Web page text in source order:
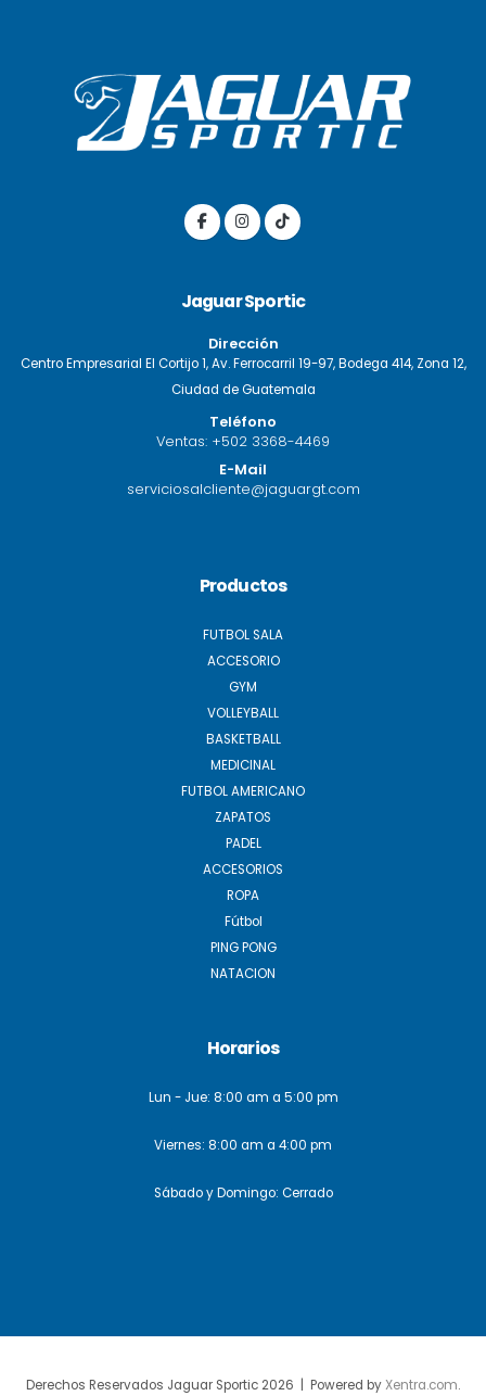
Jaguar Sportic
Dirección
Centro Empresarial El Cortijo 1, Av. Ferrocarril 19-97, Bodega 414, Zona 12,
Ciudad de Guatemala
Teléfono
Ventas: +502 3368-4469
E-Mail
serviciosalcliente@jaguargt.com
Productos
FUTBOL SALA
ACCESORIO
GYM
VOLLEYBALL
BASKETBALL
MEDICINAL
FUTBOL AMERICANO
ZAPATOS
PADEL
ACCESORIOS
ROPA
Fútbol
PING PONG
NATACION
Horarios
Lun - Jue: 8:00 am a 5:00 pm
Viernes: 8:00 am a 4:00 pm
Sábado y Domingo: Cerrado
Derechos Reservados Jaguar Sportic 2026 | Powered byXentra.com.